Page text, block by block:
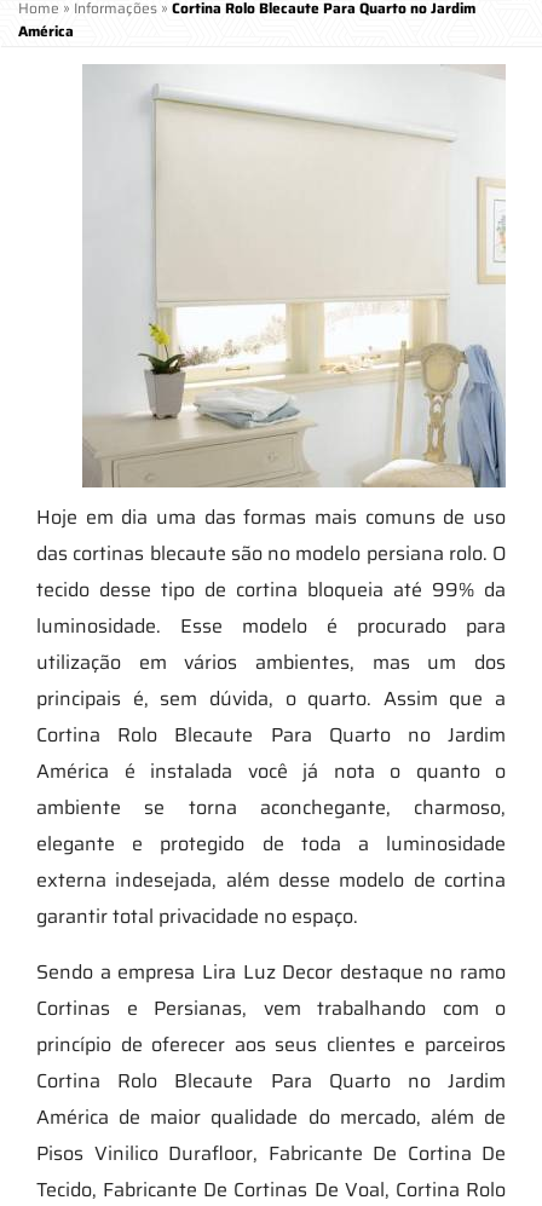
Home » Informações » Cortina Rolo Blecaute Para Quarto no Jardim
América
Hoje em dia uma das formas mais comuns de uso
das cortinas blecaute são no modelo persiana rolo. O
tecido desse tipo de cortina bloqueia até 99% da
luminosidade. Esse modelo é procurado para
utilização em vários ambientes, mas um dos
principais é, sem dúvida, o quarto. Assim que a
Cortina Rolo Blecaute Para Quarto no Jardim
América é instalada você já nota o quanto o
ambiente se torna aconchegante, charmoso,
elegante e protegido de toda a luminosidade
externa indesejada, além desse modelo de cortina
garantir total privacidade no espaço.
Sendo a empresa Lira Luz Decor destaque no ramo
Cortinas e Persianas, vem trabalhando com o
princípio de oferecer aos seus clientes e parceiros
Cortina Rolo Blecaute Para Quarto no Jardim
América de maior qualidade do mercado, além de
Pisos Vinilico Durafloor, Fabricante De Cortina De
Tecido, Fabricante De Cortinas De Voal, Cortina Rolo